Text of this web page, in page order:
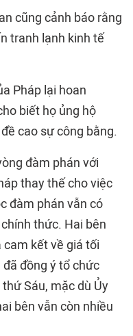
cũng cảnh báo rằng
tranh lạnh kinh tế
Pháp lại hoan
biết họ ủng hộ
cao sự công bằng.
đàm phán với
thay thế cho việc
đàm phán vẫn có
thức. Hai bên
kết về giá tối
đồng ý tổ chức
Sáu, mặc dù Ủy
bên vẫn còn nhiều